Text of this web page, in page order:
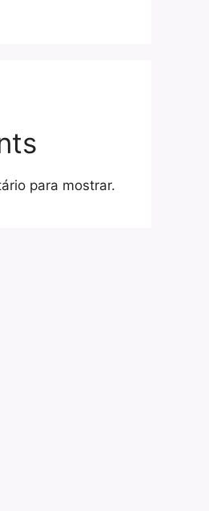
para mostrar.